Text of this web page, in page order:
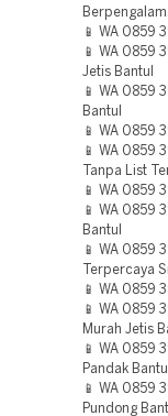
📱 WA 0859
📱 WA 0859
Jetis Bantul
📱 WA 0859
Bantul
📱 WA 0859
📱 WA 0859
Tanpa List
📱 WA 0859
📱 WA 0859
Bantul
📱 WA 0859
Terpercaya
📱 WA 0859
📱 WA 0859
Murah Jetis
📱 WA 0859
Pandak Bantul
📱 WA 0859
Pundong